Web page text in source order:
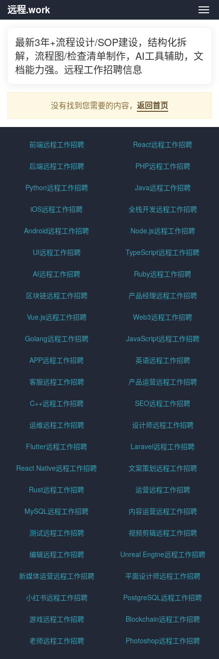
远
远程.work
最新3年+流程设计/SOP建设，结构化拆
解，流程图/检查清单制作，AI工具辅助，文
档能力强。远程工作招聘信息
没有找到您需要的内容， 返回首页
前端远程工作招聘 React远程工作招聘
后端远程工作招聘 PHP远程工作招聘
Python远程工作招聘 Java远程工作招聘
iOS远程工作招聘 全栈开发远程工作招聘
Android远程工作招聘 Node.js远程工作招聘
UI远程工作招聘 TypeScript远程工作招聘
AI远程工作招聘 Ruby远程工作招聘
区块链远程工作招聘 产品经理远程工作招聘
Vue.js远程工作招聘 Web3远程工作招聘
Golang远程工作招聘 JavaScript远程工作招聘
APP远程工作招聘 英语远程工作招聘
客服远程工作招聘 产品运营远程工作招聘
C++远程工作招聘 SEO远程工作招聘
运维远程工作招聘 设计师远程工作招聘
Flutter远程工作招聘 Laravel远程工作招聘
React Native远程工作招聘 文案策划远程工作招聘
Rust远程工作招聘 运营远程工作招聘
MySQL远程工作招聘 内容运营远程工作招聘
测试远程工作招聘 视频剪辑远程工作招聘
编辑远程工作招聘 Unreal Engine远程工作招聘
新媒体运营远程工作招聘 平面设计师远程工作招聘
小红书远程工作招聘 PostgreSQL远程工作招聘
游戏远程工作招聘 Blockchain远程工作招聘
老师远程工作招聘 Photoshop远程工作招聘